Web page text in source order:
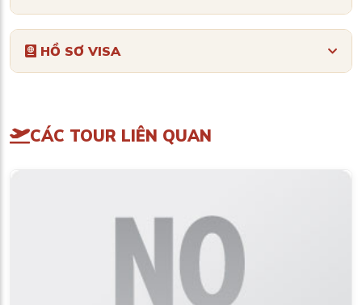
HỒ SƠ VISA
CÁC TOUR LIÊN QUAN